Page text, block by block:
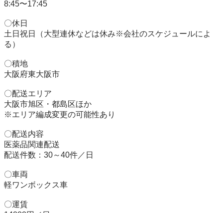
8:45〜17:45
〇休日
土日祝日（大型連休などは休み※会社のスケジュールによ
る）
〇積地
大阪府東大阪市
〇配送エリア
大阪市旭区・都島区ほか
※エリア編成変更の可能性あり
〇配送内容
医薬品関連配送
配送件数：30～40件／日
〇車両
軽ワンボックス車
〇運賃